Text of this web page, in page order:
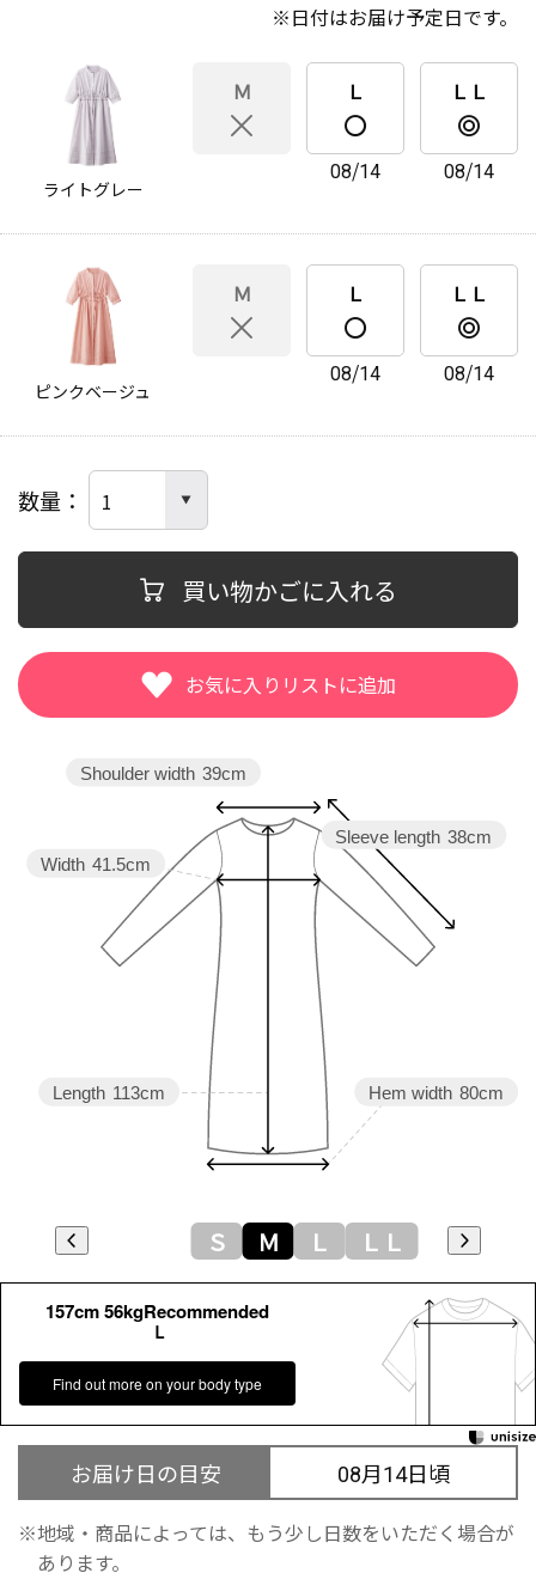
日付はお届け予定日です。
ライトグレー
Ｍ Ｌ
08/14
ＬＬ
08/14
ピンクベージュ
Ｍ Ｌ
08/14
ＬＬ
08/14
数量
買い物かごに入れる
Hem width 80cm
Sleeve length 38cm
Length 113cm
Width 41.5cm
Shoulder width 39cm
Ｓ Ｍ Ｌ ＬＬ
157cm 56kgRecommended
Ｌ
Find out more on your body type
お届け日の目安 08月14日頃
地域・商品によっては、もう少し日数をいただく場合が
あります。